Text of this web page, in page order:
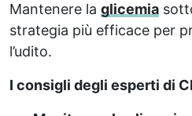
Mantenere la glicemia
strategia più efficace per
l’udito.
I consigli degli esperti di